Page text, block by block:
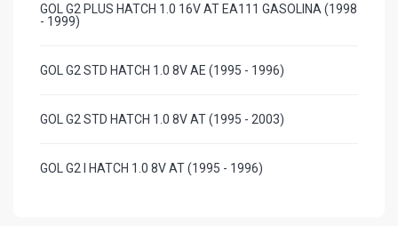
GOL G2 PLUS HATCH 1.0 16V AT EA111 GASOLINA (1998
- 1999)
GOL G2 STD HATCH 1.0 8V AE (1995 - 1996)
GOL G2 STD HATCH 1.0 8V AT (1995 - 2003)
GOL G2 I HATCH 1.0 8V AT (1995 - 1996)